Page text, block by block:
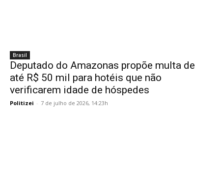
Brasil
Deputado do Amazonas propõe multa de
até R$ 50 mil para hotéis que não
verificarem idade de hóspedes
Politizei - 7 de julho de 2026, 14:23h